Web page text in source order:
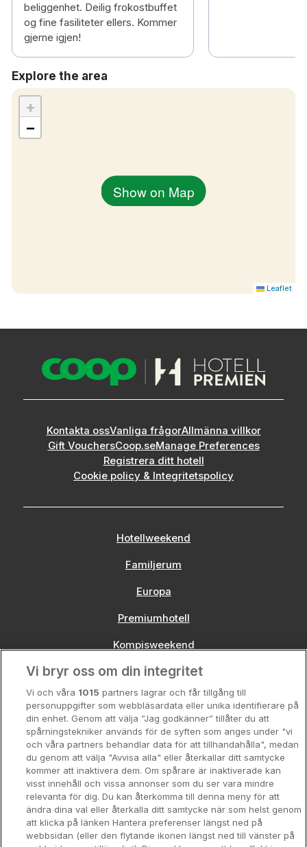
beliggenhet. Deilig frokostbuffet
og fine fasiliteter ellers. Kommer
gjerne igjen!
Explore the area
Show on Map
+
−
Leaflet
Kontakta ossVanliga frågorAllmänna villkor
Gift VouchersCoop.seManage Preferences
Registrera ditt hotell
Cookie policy & Integritetspolicy
Hotellweekend
Familjerum
Europa
Premiumhotell
Kompisweekend
Storstadsweekend
Hotellrum under 995 kr
Spahotell
Sydsverige
Om Hotellpremien
Nya hotell
Stadsweekend
Vi bryr oss om din integritet
Vi och våra 1015 partners lagrar och får tillgång till
personuppgifter som webbläsardata eller unika identifierare på
din enhet. Genom att välja ”Jag godkänner” tillåter du att
spårningstekniker används för de syften som anges under "vi
och våra partners behandlar data för att tillhandahålla", medan
du genom att välja "Avvisa alla" eller återkallar ditt samtycke
kommer att inaktivera dem. Om spårare är inaktiverade kan
visst innehåll och vissa annonser som du ser vara mindre
relevanta för dig. Du kan återkomma till denna meny för att
ändra dina val eller återkalla ditt samtycke när som helst genom
att klicka på länken Hantera preferenser längst ned på
webbsidan (eller den flytande ikonen längst ned till vänster på